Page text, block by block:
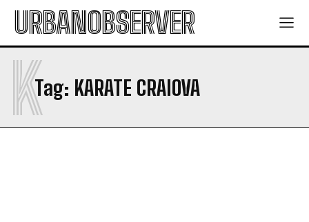
URBANOBSERVER
Tag: KARATE CRAIOVA
K